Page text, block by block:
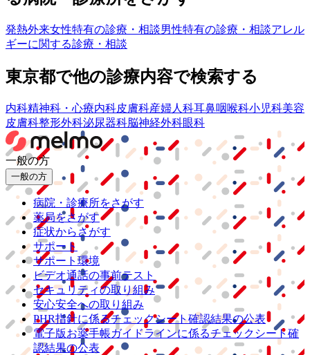
発熱外来女性特有の診療・相談男性特有の診療・相談アレル
ギーに関する診療・相談
東京都で他の診療内容で検索する
内科精神科・心療内科皮膚科産婦人科耳鼻咽喉科小児科美容
皮膚科整形外科泌尿器科脳神経外科眼科
一般の方
一般の方
病院・診療所をさがす
薬局をさがす
症状からさがす
サポート
サポート環境
ビデオ通話の事前テスト
セキュリティの取り組み
安心安全への取り組み
PHR指針に係るチェックシート確認結果の公表
電子版お薬手帳ガイドラインに係るチェックシート確
認結果の公表